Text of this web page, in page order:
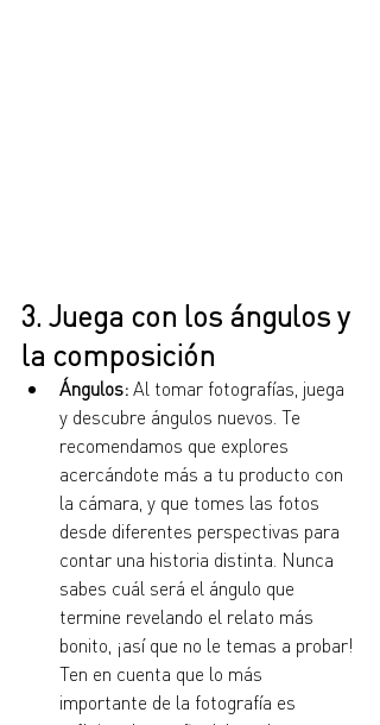
3. Juega con los ángulos y
la composición
Ángulos: Al tomar fotografías, juega
y descubre ángulos nuevos. Te
recomendamos que explores
acercándote más a tu producto con
la cámara, y que tomes las fotos
desde diferentes perspectivas para
contar una historia distinta. Nunca
sabes cuál será el ángulo que
termine revelando el relato más
bonito, ¡así que no le temas a probar!
Ten en cuenta que lo más
importante de la fotografía es